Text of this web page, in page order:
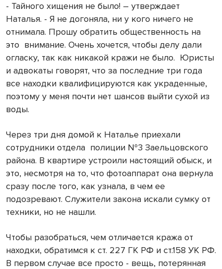
- Тайного хищения не было! – утверждает
Наталья. - Я не догоняла, ни у кого ничего не
отнимала. Прошу обратить общественность на
это внимание. Очень хочется, чтобы делу дали
огласку, так как никакой кражи не было. Юристы
и адвокаты говорят, что за последние три года
все находки квалифицируются как украденные,
поэтому у меня почти нет шансов выйти сухой из
воды.
Через три дня домой к Наталье приехали
сотрудники отдела полиции №3 Заельцовского
района. В квартире устроили настоящий обыск, и
это, несмотря на то, что фотоаппарат она вернула
сразу после того, как узнала, в чем ее
подозревают. Служители закона искали сумку от
техники, но не нашли.
Чтобы разобраться, чем отличается кража от
находки, обратимся к ст. 227 ГК РФ и ст.158 УК РФ.
В первом случае все просто - вещь, потерянная